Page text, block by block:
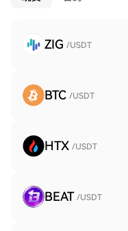
ZIG /USDT
BTC /USDT
HTX /USDT
BEAT /USDT